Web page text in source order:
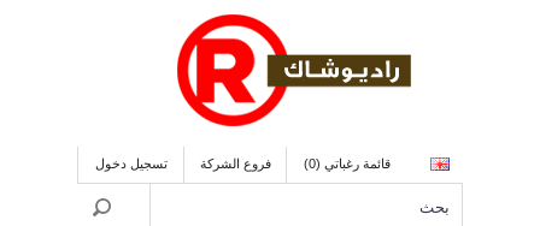
قائمة رغباتي (0) فروع الشركة تسجيل دخول